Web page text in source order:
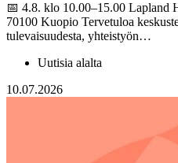
📅 4.8. klo 10.00–15.00 Lapland
70100 Kuopio Tervetuloa
tulevaisuudesta, yhteistyön…
Uutisia alalta
10.07.2026